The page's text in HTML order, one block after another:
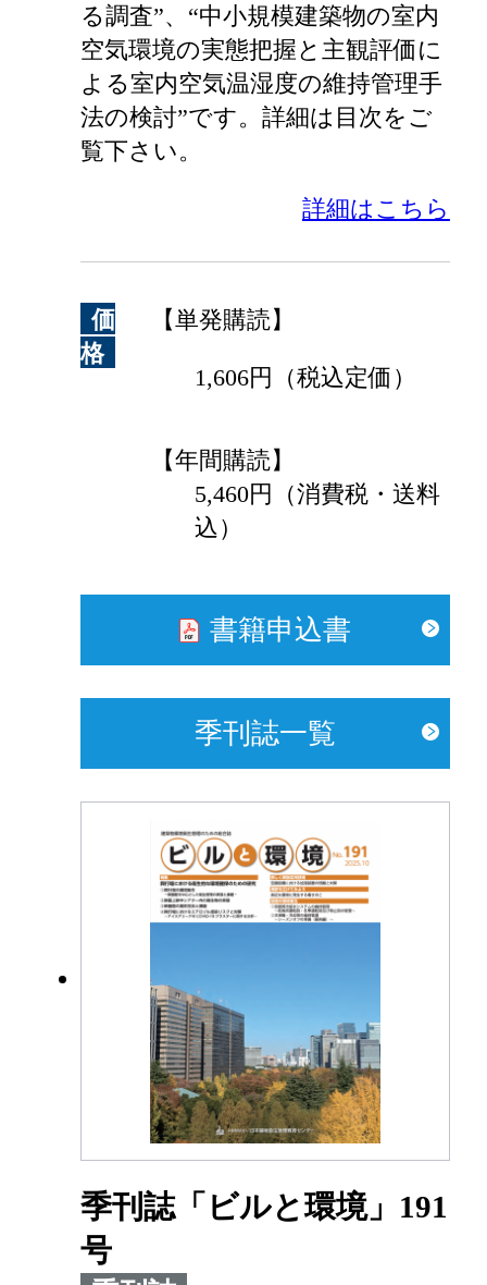
る調査”、“中小規模建築物の室内
空気環境の実態把握と主観評価に
よる室内空気温湿度の維持管理手
法の検討”です。詳細は目次をご
覧下さい。
詳細はこちら
価
格
【単発購読】
1,606円（税込定価）
【年間購読】
5,460円（消費税・送料
込）
書籍申込書
季刊誌一覧
季刊誌「ビルと環境」191
号